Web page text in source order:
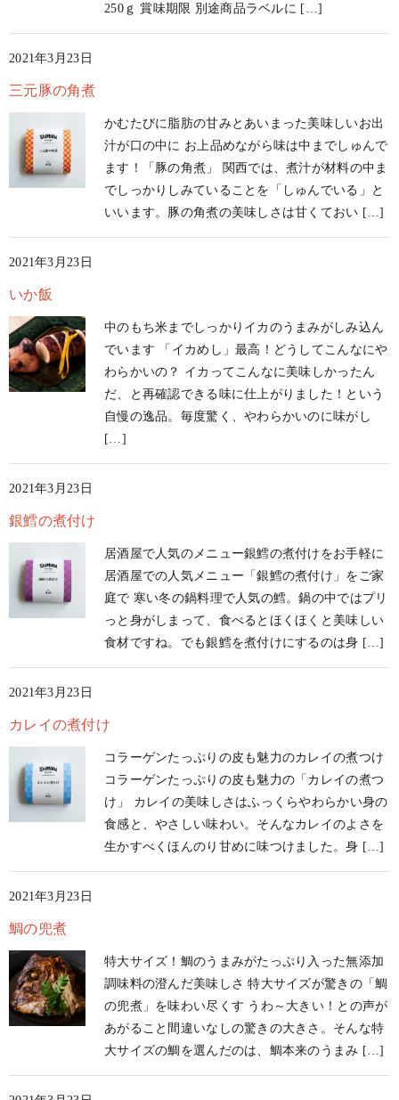
250ｇ 賞味期限 別途商品ラベルに […]
2021年3月23日
三元豚の角煮
かむたびに脂肪の甘みとあいまった美味しいお出
汁が口の中に お上品めながら味は中までしゅんで
ます！「豚の角煮」 関西では、煮汁が材料の中ま
でしっかりしみていることを「しゅんでいる」と
いいます。豚の角煮の美味しさは甘くておい […]
2021年3月23日
いか飯
中のもち米までしっかりイカのうまみがしみ込ん
でいます 「イカめし」最高！どうしてこんなにや
わらかいの？ イカってこんなに美味しかったん
だ、と再確認できる味に仕上がりました！という
自慢の逸品。毎度驚く、やわらかいのに味がし
[…]
2021年3月23日
銀鱈の煮付け
居酒屋で人気のメニュー銀鱈の煮付けをお手軽に
居酒屋での人気メニュー「銀鱈の煮付け」をご家
庭で 寒い冬の鍋料理で人気の鱈。鍋の中ではプリ
っと身がしまって、食べるとほくほくと美味しい
食材ですね。でも銀鱈を煮付けにするのは身 […]
2021年3月23日
カレイの煮付け
コラーゲンたっぷりの皮も魅力のカレイの煮つけ
コラーゲンたっぷりの皮も魅力の「カレイの煮つ
け」 カレイの美味しさはふっくらやわらかい身の
食感と、やさしい味わい。そんなカレイのよさを
生かすべくほんのり甘めに味つけました。身 […]
2021年3月23日
鯛の兜煮
特大サイズ！鯛のうまみがたっぷり入った無添加
調味料の澄んだ美味しさ 特大サイズが驚きの「鯛
の兜煮」を味わい尽くす うわ～大きい！との声が
あがること間違いなしの驚きの大きさ。そんな特
大サイズの鯛を選んだのは、鯛本来のうまみ […]